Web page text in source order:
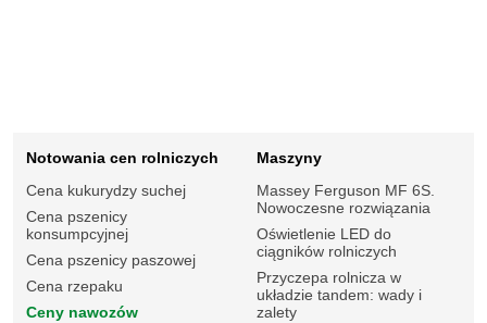
Notowania cen rolniczych
Cena kukurydzy suchej
Cena pszenicy
konsumpcyjnej
Cena pszenicy paszowej
Cena rzepaku
Ceny nawozów
Maszyny
Massey Ferguson MF 6S.
Nowoczesne rozwiązania
Oświetlenie LED do
ciągników rolniczych
Przyczepa rolnicza w
układzie tandem: wady i
zalety